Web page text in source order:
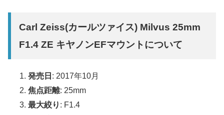
Carl Zeiss(カールツァイス) Milvus 25mm
F1.4 ZE キヤノンEFマウントについて
発売日 : 2017年10月
焦点距離: 25mm
最大絞り : F1.4